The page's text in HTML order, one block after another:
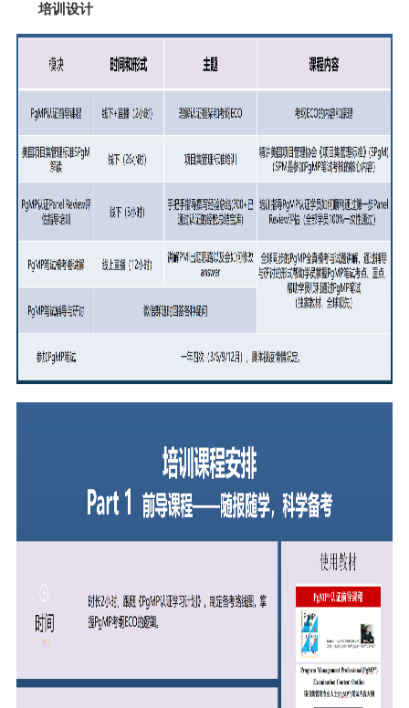
培训设计